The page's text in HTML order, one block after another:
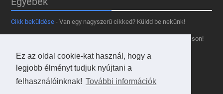
Ez az oldal cookie-kat használ, hogy a
legjobb élményt tudjuk nyújtani a
felhasználóinknak! További információk
Cikk beküldése - Van egy nagyszerű cikked? Küldd be nekünk!
- Tetszik az oldal? Segíts, hogy fennmaradhasson!
Kapcsolat, médiaajánlat- Lépj velünk kapcsolatba!
Használd a tooltipünket- A saját oldaladon is!